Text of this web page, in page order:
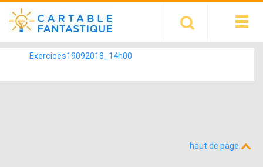
Exercices19092018_14h00
haut de page